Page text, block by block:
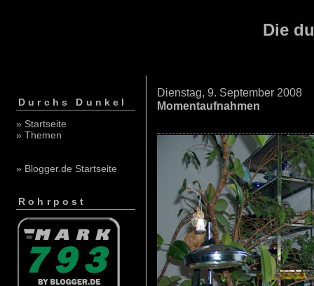
Die
Durchs Dunkel
» Startseite
» Themen
» Blogger.de Startseite
Rohrpost
Dienstag, 9. September 2008
Momentaufnahmen